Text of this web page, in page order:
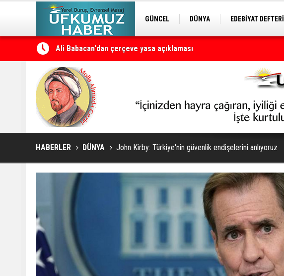
GÜNCEL DÜNYA EDEBİYAT DEFTERİ
Ali Babacan'dan çerçeve yasa açıklaması
Petrol erzan bû
HABERLER DÜNYA John Kirby: Türkiye'nin güvenlik endişelerini anlıyoruz